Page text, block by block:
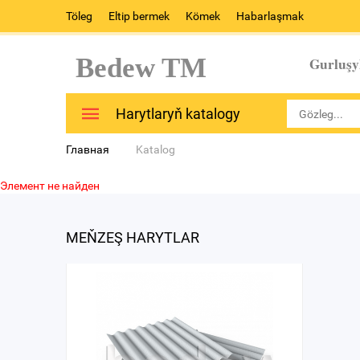
Töleg Eltip bermek Kömek Habarlaşmak
Bedew TM
Harytlaryň katalogy
Главная Katalog
Элемент не найден
MEŇZEŞ HARYTLAR